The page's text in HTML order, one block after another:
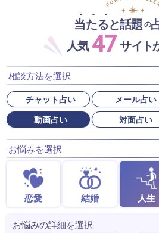
当たると話題の
人気47サイト
相談方法を選択
チャット占い メール占い
動画占い
対面占い
お悩みを選択
恋愛 結婚 人生
お悩みの詳細を選択